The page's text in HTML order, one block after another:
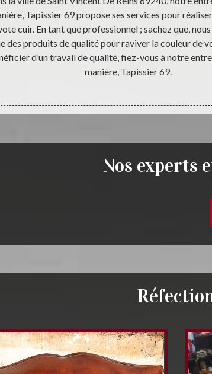
Tapissier 69 propose ses services pour
cuir. En tant que professionnel ; sachez que,
des produits de qualité pour raviver la couleur de
d’un travail de qualité, fiez-vous à notre
manière, Tapissier 69.
Nos experts